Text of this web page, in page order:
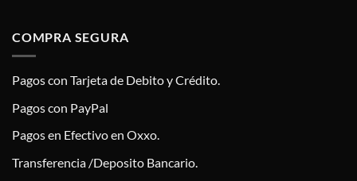
COMPRA SEGURA
Pagos con Tarjeta de Debito y Crédito.
Pagos con PayPal
Pagos en Efectivo en Oxxo.
Transferencia /Deposito Bancario.